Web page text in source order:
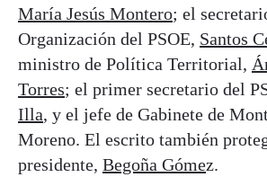
María Jesús Montero; el
Organización del PSOE, Santos
ministro de Política Territorial,
Torres; el primer secretario del
Illa, y el jefe de Gabinete de
Moreno. El escrito también
presidente, Begoña Gómez.